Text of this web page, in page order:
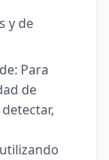
y de
Para
de